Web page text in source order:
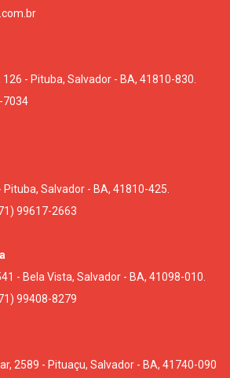
- Pituba, Salvador - BA, 41810-830.
7034
Pituba, Salvador - BA, 41810-425.
99617-2663
- Bela Vista, Salvador - BA, 41098-010.
99408-8279
2589 - Pituaçu, Salvador - BA, 41740-090